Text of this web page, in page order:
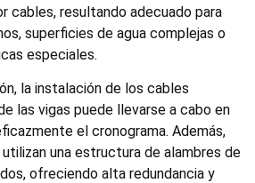
cables, resultando adecuado para
superficies de agua complejas o
especiales.
la instalación de los cables
las vigas puede llevarse a cabo en
el cronograma. Además,
una estructura de alambres de
ofreciendo alta redundancia y